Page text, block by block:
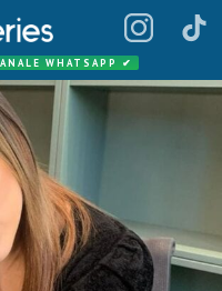
WHATSAPP ✔